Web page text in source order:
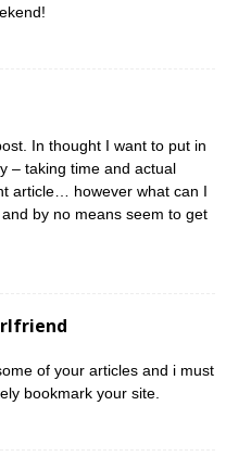
In thought I want to put in
– taking time and actual
article… however what can I
by no means seem to get
of your articles and i must
bookmark your site.